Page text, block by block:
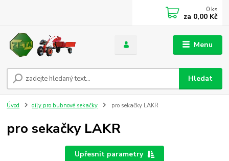
Menu
Hledat
0 ks
za 0,00 Kč
Úvod díly pro bubnové sekačky pro sekačky LAKR
pro sekačky LAKR
Upřesnit parametry